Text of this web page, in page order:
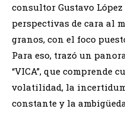
consultor Gustavo
perspectivas de cara al
granos, con el foco
Para eso, trazó un
“VICA”, que comprende
volatilidad, la
constante y la